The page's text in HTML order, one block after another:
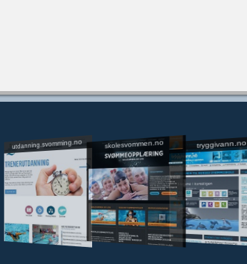
utdanning.svomming.no skolesvommen.no tryggivann.no